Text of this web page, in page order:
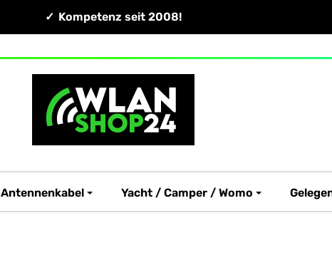
Kompetenz seit 2008!
Antennenkabel Yacht / Camper / Womo